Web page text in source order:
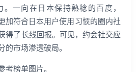
一向在日本保持熟稔的百度，
加符合日本用户使用习惯的圈内社
得了长线回报。可见，约会社交应
的市场渗透破局。
考榜单图片。